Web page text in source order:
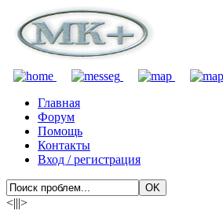
Главная
Форум
Помощь
Контакты
Вход / регистрация
<|||>